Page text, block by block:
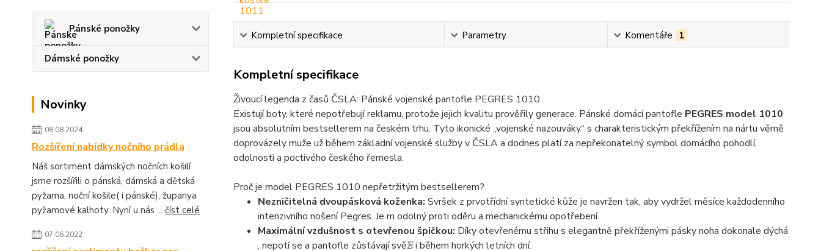
Pánské ponožky
Dámské ponožky
Novinky
08.08.2024
Rozšíření nabídky nočního prádla
Náš sortiment dámských nočních košilí
jsme rozšířili o pánská, dámská a dětská
pyžama, noční košile( i pánské), županya
pyžamové kalhoty. Nyní u nás ... číst celé
07.06.2022
Kompletní specifikace Parametry Komentáře 1
Kompletní specifikace
Živoucí legenda z časů ČSLA: Pánské vojenské pantofle PEGRES 1010
Existují boty, které nepotřebují reklamu, protože jejich kvalitu prověřily generace. Pánské domácí pantofle PEGRES model 1010
jsou absolutním bestsellerem na českém trhu. Tyto ikonické „vojenské nazouváky“ s charakteristickým překřížením na nártu věrně
doprovázely muže už během základní vojenské služby v ČSLAa dodnes platí za nepřekonatelný symbol domácího pohodlí,
odolnosti a poctivého českého řemesla.
Proč je model PEGRES 1010 nepřetržitým bestsellerem?
Nezničitelná dvoupásková koženka: Svršek z prvotřídní syntetické kůže je navržen tak, aby vydržel měsíce každodenního
intenzivního nošení Pegres. Je m odolný proti oděru a mechanickému opotřebení.
Maximální vzdušnost s otevřenou špičkou: Díky otevřenému střihu s elegantně překříženými pásky noha dokonale dýchá
, nepotí se a pantofle zůstávají svěží i během horkých letních dní.